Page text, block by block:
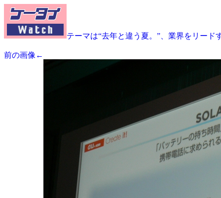
テーマは“去年と違う夏。”、業界をリード
前の画像←